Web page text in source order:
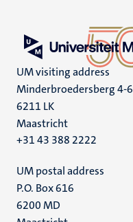
UM visiting address
Minderbroedersberg 4-6
6211 LK
Maastricht
+31 43 388 2222
UM postal address
P.O. Box 616
6200 MD